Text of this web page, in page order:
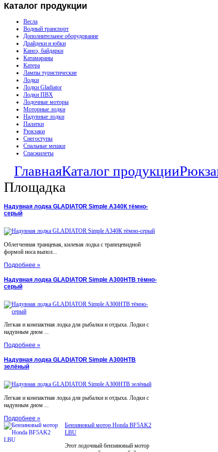
Каталог продукции
Весла
Водный транспорт
Дополнительное оборудование
Драйдеки и юбки
Каноэ, байдарки
Катамараны
Катера
Лампы туристические
Лодки
Лодки Gladiator
Лодки ПВХ
Лодочные моторы
Моторные лодки
Надувные лодки
Палатки
Рюкзаки
Снегоступы
Спальные мешки
Спасжилеты
ГлавнаяКаталог продукции
Площадка
Надувная лодка GLADIATOR Simple A340К тёмно-
серый
Облегченная транцевая, килевая лодка с трапецевидной
формой носа выпол...
Подробнее »
Надувная лодка GLADIATOR Simple A300НТВ тёмно-
серый
Легкая и компактная лодка для рыбалки и отдыха. Лодки с
надувным дном ...
Подробнее »
Надувная лодка GLADIATOR Simple A300НТВ
зелёный
Легкая и компактная лодка для рыбалки и отдыха. Лодки с
надувным дном ...
Подробнее »
Бензиновый мотор Honda BF5AK2
LBU
Этот лодочный бензиновый мотор